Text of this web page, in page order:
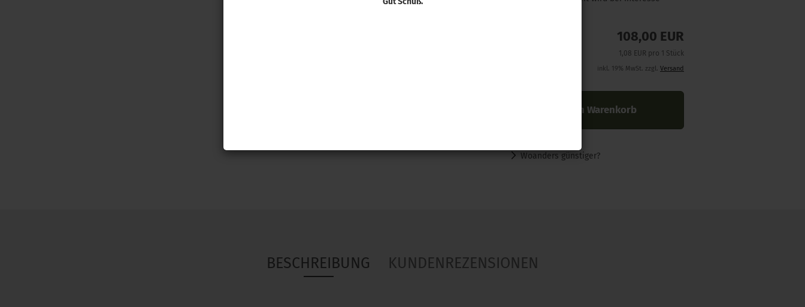
108,00 EUR
1,08 EUR pro 1 Stück
inkl. 19% MwSt. zzgl. Versand
In den Warenkorb
Woanders günstiger?
BESCHREIBUNG KUNDENREZENSIONEN